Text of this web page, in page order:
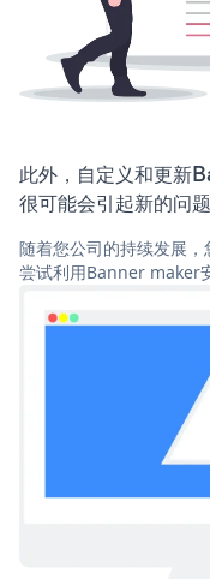
此外，自定义和更新
很可能会引起新的问题
随着您公司的持续发展
尝试利用Banner maker